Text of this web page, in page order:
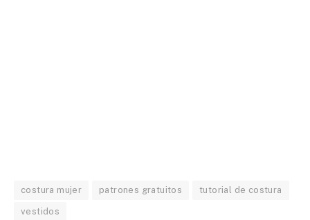
costura mujer patrones gratuitos tutorial de costura
vestidos